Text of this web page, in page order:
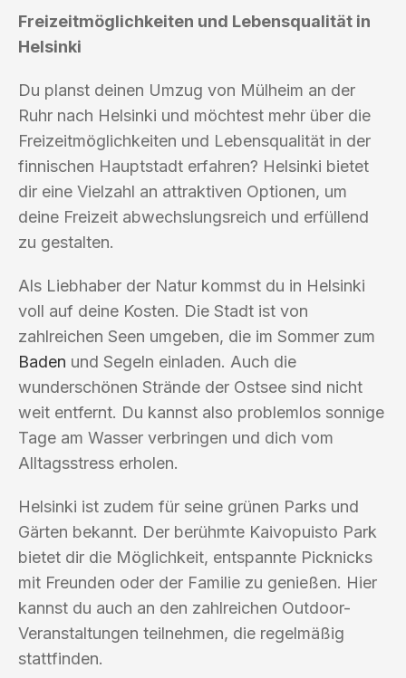
Freizeitmöglichkeiten und Lebensqualität in
Helsinki
Du planst deinen Umzug von Mülheim an der
Ruhr nach Helsinki und möchtest mehr über die
Freizeitmöglichkeiten und Lebensqualität in der
finnischen Hauptstadt erfahren? Helsinki bietet
dir eine Vielzahl an attraktiven Optionen, um
deine Freizeit abwechslungsreich und erfüllend
zu gestalten.
Als Liebhaber der Natur kommst du in Helsinki
voll auf deine Kosten. Die Stadt ist von
zahlreichen Seen umgeben, die im Sommer zum
Baden und Segeln einladen. Auch die
wunderschönen Strände der Ostsee sind nicht
weit entfernt. Du kannst also problemlos sonnige
Tage am Wasser verbringen und dich vom
Alltagsstress erholen.
Helsinki ist zudem für seine grünen Parks und
Gärten bekannt. Der berühmte Kaivopuisto Park
bietet dir die Möglichkeit, entspannte Picknicks
mit Freunden oder der Familie zu genießen. Hier
kannst du auch an den zahlreichen Outdoor-
Veranstaltungen teilnehmen, die regelmäßig
stattfinden.